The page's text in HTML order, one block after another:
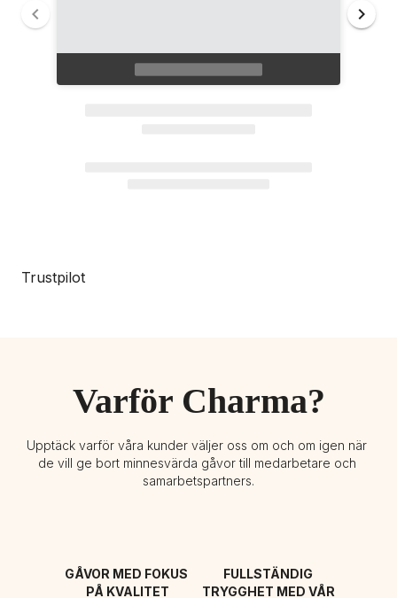
Trustpilot
Varför Charma?
Upptäck varför våra kunder väljer oss om och om igen när
de vill ge bort minnesvärda gåvor till medarbetare och
samarbetspartners.
GÅVOR MED FOKUS
PÅ KVALITET
FULLSTÄNDIG
TRYGGHET MED VÅR